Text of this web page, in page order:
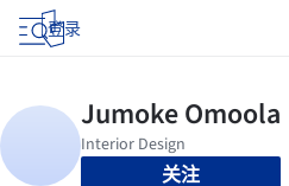
登录
关注